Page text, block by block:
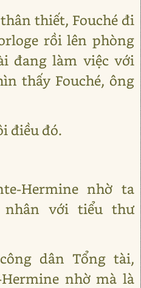
thiết, Fouché đi
rồi lên phòng
đang làm việc với
thấy Fouché, ông
điều đó.
Hermine nhờ ta
nhân với tiểu thư
dân Tổng tài,
nhờ mà là